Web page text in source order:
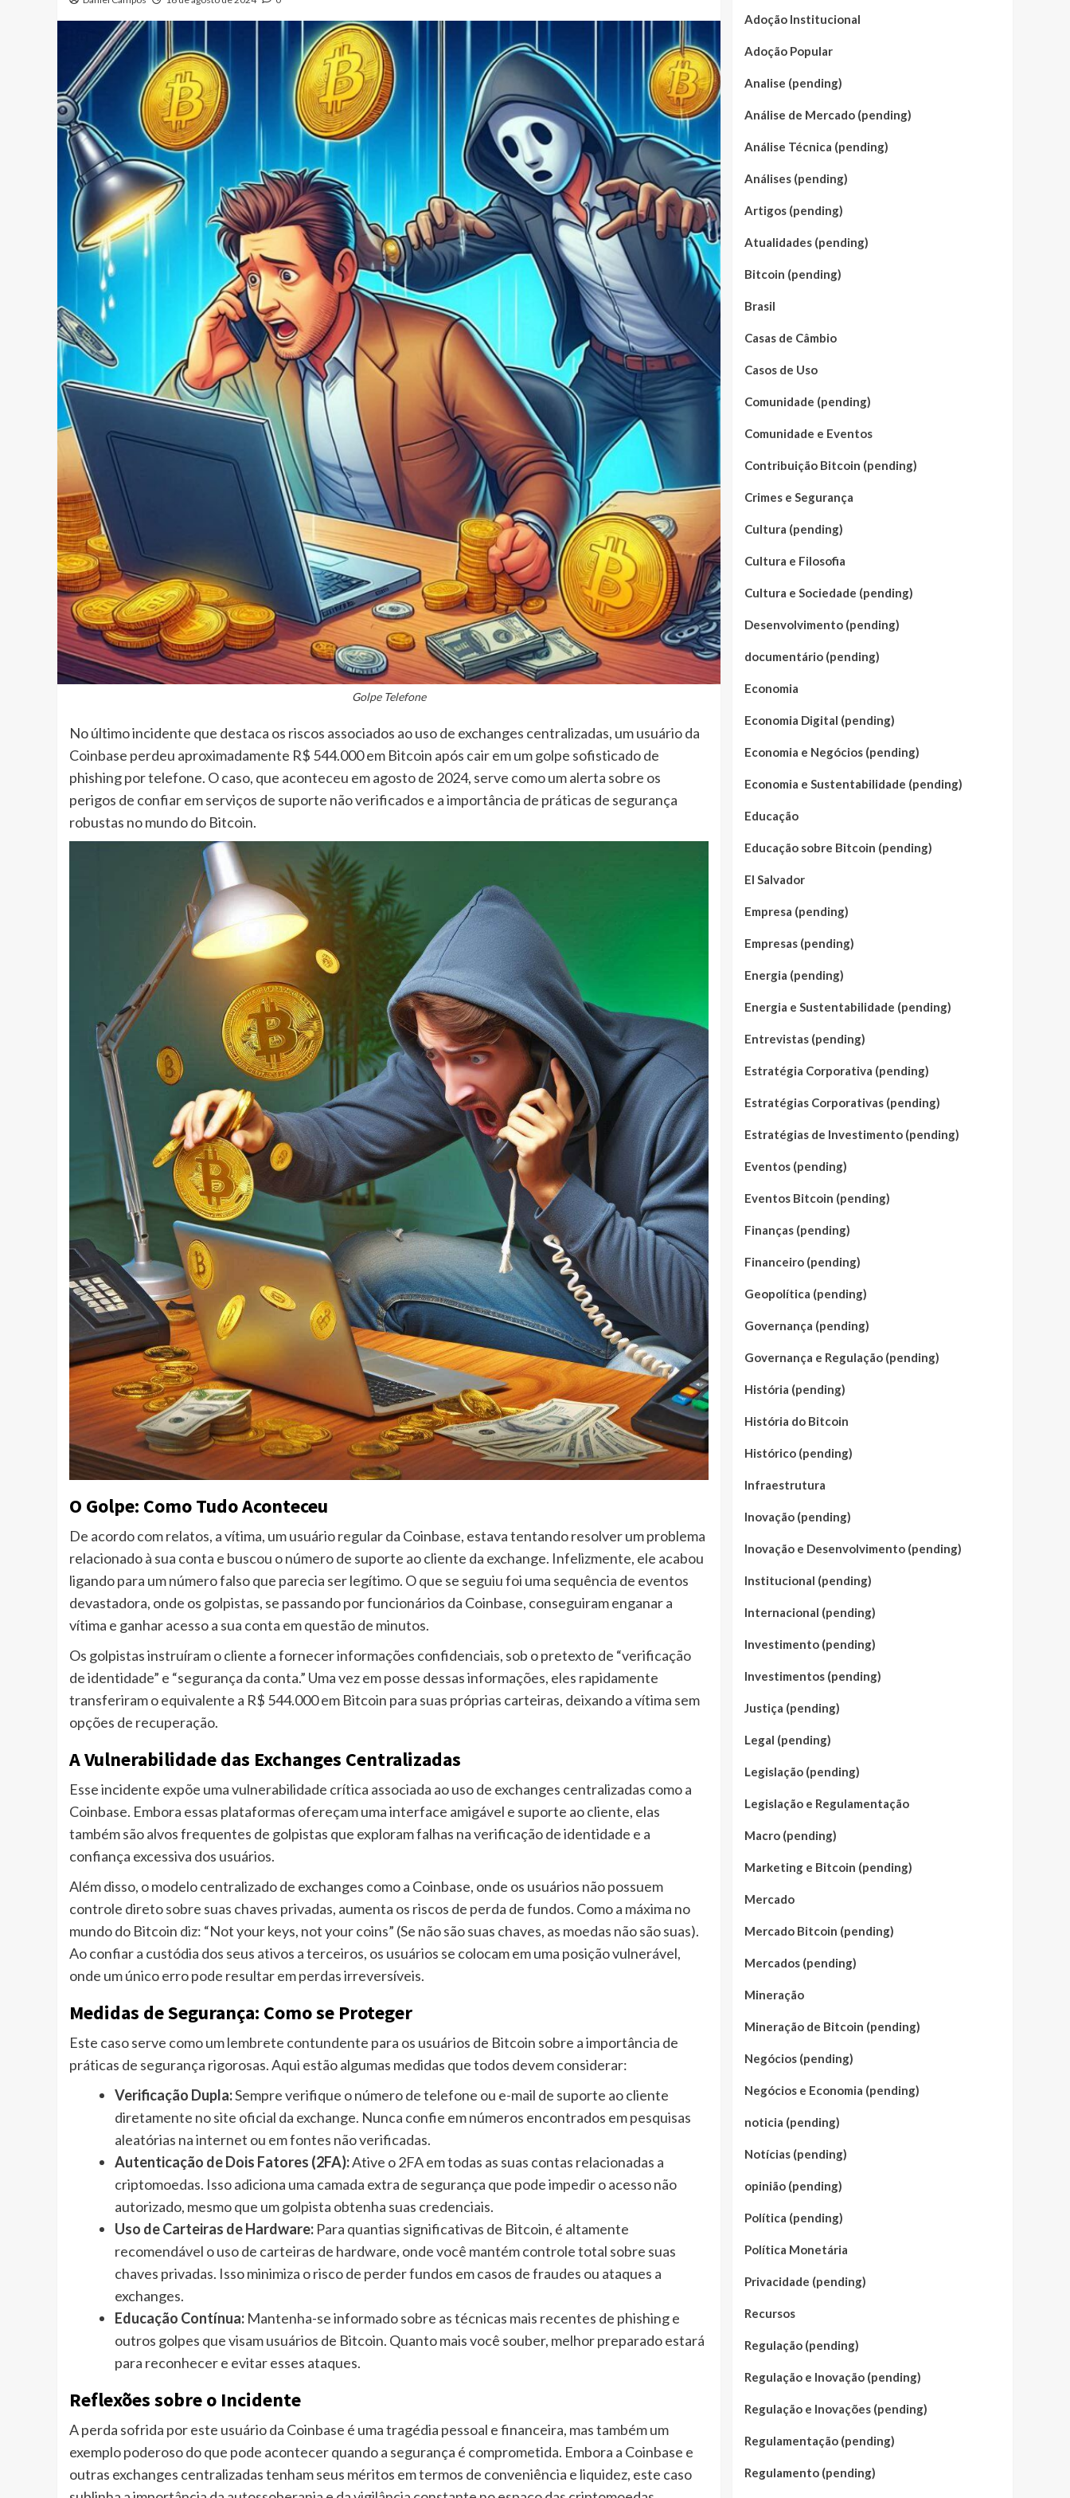
Golpe Telefone
No último incidente que destaca os riscos associados ao uso de exchanges centralizadas, um usuário da
Coinbase perdeu aproximadamente R$ 544.000 em Bitcoin após cair em um golpe sofisticado de
phishing por telefone. O caso, que aconteceu em agosto de 2024, serve como um alerta sobre os
perigos de confiar em serviços de suporte não verificados e a importância de práticas de segurança
robustas no mundo do Bitcoin.
O Golpe: Como Tudo Aconteceu
De acordo com relatos, a vítima, um usuário regular da Coinbase, estava tentando resolver um problema
relacionado à sua conta e buscou o número de suporte ao cliente da exchange. Infelizmente, ele acabou
ligando para um número falso que parecia ser legítimo. O que se seguiu foi uma sequência de eventos
devastadora, onde os golpistas, se passando por funcionários da Coinbase, conseguiram enganar a
vítima e ganhar acesso a sua conta em questão de minutos.
Os golpistas instruíram o cliente a fornecer informações confidenciais, sob o pretexto de “verificação
de identidade” e “segurança da conta.” Uma vez em posse dessas informações, eles rapidamente
transferiram o equivalente a R$ 544.000 em Bitcoin para suas próprias carteiras, deixando a vítima sem
opções de recuperação.
A Vulnerabilidade das Exchanges Centralizadas
Esse incidente expõe uma vulnerabilidade crítica associada ao uso de exchanges centralizadas como a
Coinbase. Embora essas plataformas ofereçam uma interface amigável e suporte ao cliente, elas
também são alvos frequentes de golpistas que exploram falhas na verificação de identidade e a
confiança excessiva dos usuários.
Além disso, o modelo centralizado de exchanges como a Coinbase, onde os usuários não possuem
controle direto sobre suas chaves privadas, aumenta os riscos de perda de fundos. Como a máxima no
mundo do Bitcoin diz: “Not your keys, not your coins” (Se não são suas chaves, as moedas não são suas).
Ao confiar a custódia dos seus ativos a terceiros, os usuários se colocam em uma posição vulnerável,
onde um único erro pode resultar em perdas irreversíveis.
Medidas de Segurança: Como se Proteger
Este caso serve como um lembrete contundente para os usuários de Bitcoin sobre a importância de
práticas de segurança rigorosas. Aqui estão algumas medidas que todos devem considerar:
Verificação Dupla:Sempre verifique o número de telefone ou e-mail de suporte ao cliente
diretamente no site oficial da exchange. Nunca confie em números encontrados em pesquisas
aleatórias na internet ou em fontes não verificadas.
Autenticação de Dois Fatores (2FA):Ative o 2FA em todas as suas contas relacionadas a
criptomoedas. Isso adiciona uma camada extra de segurança que pode impedir o acesso não
autorizado, mesmo que um golpista obtenha suas credenciais.
Uso de Carteiras de Hardware: Para quantias significativas de Bitcoin, é altamente
recomendável o uso de carteiras de hardware, onde você mantém controle total sobre suas
chaves privadas. Isso minimiza o risco de perder fundos em casos de fraudes ou ataques a
exchanges.
Educação Contínua: Mantenha-se informado sobre as técnicas mais recentes de phishing e
outros golpes que visam usuários de Bitcoin. Quanto mais você souber, melhor preparado estará
para reconhecer e evitar esses ataques.
Reflexões sobre o Incidente
A perda sofrida por este usuário da Coinbase é uma tragédia pessoal e financeira, mas também um
exemplo poderoso do que pode acontecer quando a segurança é comprometida. Embora a Coinbase e
outras exchanges centralizadas tenham seus méritos em termos de conveniência e liquidez, este caso
Adoção Institucional
Adoção Popular
Analise (pending)
Análise de Mercado (pending)
Análise Técnica (pending)
Análises (pending)
Artigos (pending)
Atualidades (pending)
Bitcoin (pending)
Brasil
Casas de Câmbio
Casos de Uso
Comunidade (pending)
Comunidade e Eventos
Contribuição Bitcoin (pending)
Crimes e Segurança
Cultura (pending)
Cultura e Filosofia
Cultura e Sociedade (pending)
Desenvolvimento (pending)
documentário (pending)
Economia
Economia Digital (pending)
Economia e Negócios (pending)
Economia e Sustentabilidade (pending)
Educação
Educação sobre Bitcoin (pending)
El Salvador
Empresa (pending)
Empresas (pending)
Energia (pending)
Energia e Sustentabilidade (pending)
Entrevistas (pending)
Estratégia Corporativa (pending)
Estratégias Corporativas (pending)
Estratégias de Investimento (pending)
Eventos (pending)
Eventos Bitcoin (pending)
Finanças (pending)
Financeiro (pending)
Geopolítica (pending)
Governança (pending)
Governança e Regulação (pending)
História (pending)
História do Bitcoin
Histórico (pending)
Infraestrutura
Inovação (pending)
Inovação e Desenvolvimento (pending)
Institucional (pending)
Internacional (pending)
Investimento (pending)
Investimentos (pending)
Justiça (pending)
Legal (pending)
Legislação (pending)
Legislação e Regulamentação
Macro (pending)
Marketing e Bitcoin (pending)
Mercado
Mercado Bitcoin (pending)
Mercados (pending)
Mineração
Mineração de Bitcoin (pending)
Negócios (pending)
Negócios e Economia (pending)
noticia (pending)
Notícias (pending)
opinião (pending)
Política (pending)
Política Monetária
Privacidade (pending)
Recursos
Regulação (pending)
Regulação e Inovação (pending)
Regulação e Inovações (pending)
Regulamentação (pending)
Regulamento (pending)